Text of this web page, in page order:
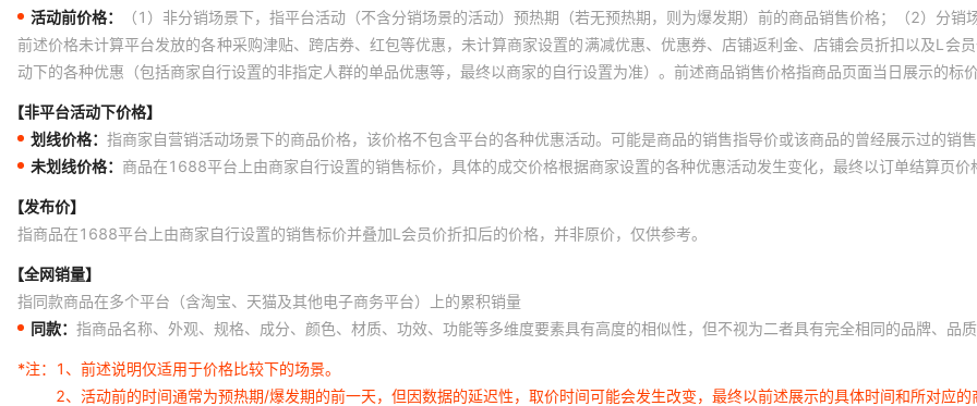
活动前价格：
（1）非分销场景下，指平台活动（不含分销场景的活动）预热期（若无预热期，则为爆发期）前的商品销售价格；（2）分
前述价格未计算平台发放的各种采购津贴、跨店券、红包等优惠，未计算商家设置的满减优惠、优惠券、店铺返利金、店铺会员折扣以及L会
动下的各种优惠（包括商家自行设置的非指定人群的单品优惠等，最终以商家的自行设置为准）。前述商品销售价格指商品页面当日展示的标
【非平台活动下价格】
划线价格： 指商家自营销活动场景下的商品价格，该价格不包含平台的各种优惠活动。可能是商品的销售指导价或该商品的曾经展示过的销售
未划线价格： 商品在1688平台上由商家自行设置的销售标价，具体的成交价格根据商家设置的各种优惠活动发生变化，最终以订单结算页价
【发布价】
指商品在1688平台上由商家自行设置的销售标价并叠加L会员价折扣后的价格，并非原价，仅供参考。
【全网销量】
指同款商品在多个平台（含淘宝、天猫及其他电子商务平台）上的累积销量
同款： 指商品名称、外观、规格、成分、颜色、材质、功效、功能等多维度要素具有高度的相似性，但不视为二者具有完全相同的品牌、品质
*注：
1、前述说明仅适用于价格比较下的场景。
2、活动前的时间通常为预热期/爆发期的前一天，但因数据的延迟性，取价时间可能会发生改变，最终以前述展示的具体时间和所对应的